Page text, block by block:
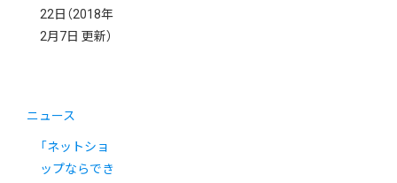
22日 （2018年
2月7日 更新）
ニュース
「ネットショ
ップならでき